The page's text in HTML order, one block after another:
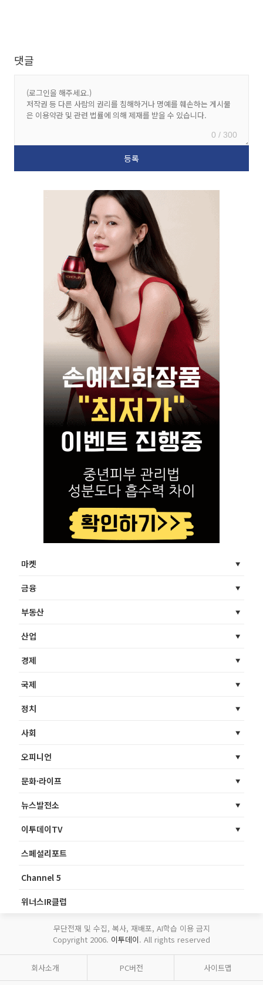
댓글
0 / 300
마켓
금융
부동산
산업
경제
국제
정치
사회
오피니언
문화·라이프
뉴스발전소
이투데이TV
스페셜리포트
Channel 5
위너스IR클럽
무단전재 및 수집, 복사, 재배포, AI학습 이용 금지
Copyright 2006. 이투데이. All rights reserved
회사소개 PC버전 사이트맵